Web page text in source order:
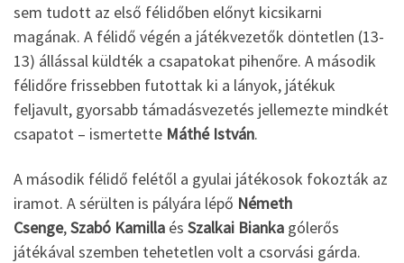
sem tudott az első félidőben előnyt kicsikarni
magának. A félidő végén a játékvezetők döntetlen (13-
13) állással küldték a csapatokat pihenőre. A második
félidőre frissebben futottak ki a lányok, játékuk
feljavult, gyorsabb támadásvezetés jellemezte mindkét
csapatot – ismertette Máthé István.
A második félidő felétől a gyulai játékosok fokozták az
iramot. A sérülten is pályára lépő Németh
Csenge,Szabó Kamilla és Szalkai Bianka gólerős
játékával szemben tehetetlen volt a csorvási gárda.